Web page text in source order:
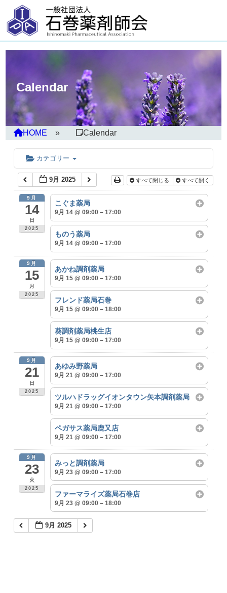
Calendar
HOME Calendar
カテゴリー
9月 2025 すべて閉じる すべて開く
9月
14
日
2025
こぐま薬局
9月 14 @ 09:00 – 17:00
ものう薬局
9月 14 @ 09:00 – 17:00
9月
15
月
2025
あかね調剤薬局
9月 15 @ 09:00 – 17:00
フレンド薬局石巻
9月 15 @ 09:00 – 18:00
葵調剤薬局桃生店
9月 15 @ 09:00 – 17:00
9月
21
日
2025
あゆみ野薬局
9月 21 @ 09:00 – 17:00
ツルハドラッグイオンタウン矢本調剤薬局
9月 21 @ 09:00 – 17:00
ペガサス薬局鹿又店
9月 21 @ 09:00 – 17:00
9月
23
火
2025
みっと調剤薬局
9月 23 @ 09:00 – 17:00
ファーマライズ薬局石巻店
9月 23 @ 09:00 – 18:00
9月 2025